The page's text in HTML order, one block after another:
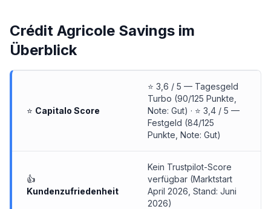
Crédit Agricole Savings im
Überblick
⭐ Capitalo Score
⭐ 3,6 / 5 — Tagesgeld
Turbo (90/125 Punkte,
Note: Gut) · ⭐ 3,4 / 5 —
Festgeld (84/125
Punkte, Note: Gut)
👍
Kundenzufriedenheit
Kein Trustpilot-Score
verfügbar (Marktstart
April 2026, Stand: Juni
2026)